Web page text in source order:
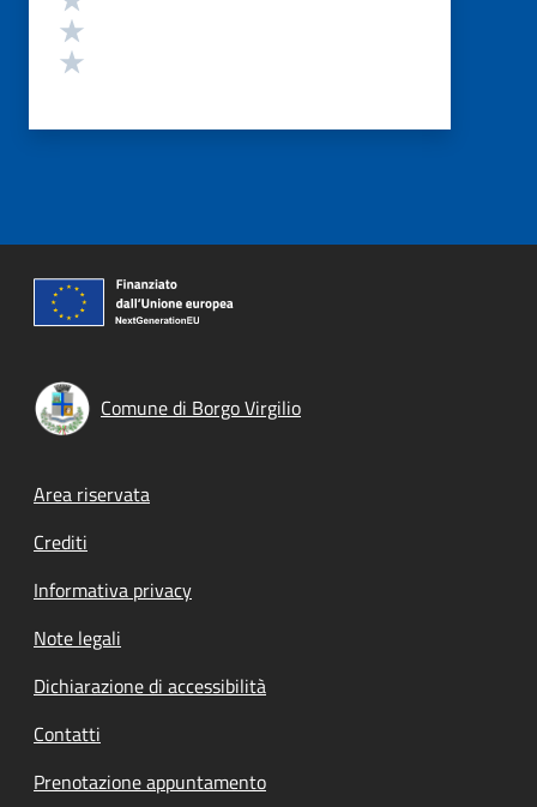
Comune di Borgo Virgilio
Footer menu
Area riservata
Crediti
Informativa privacy
Note legali
Dichiarazione di accessibilità
Contatti
Prenotazione appuntamento